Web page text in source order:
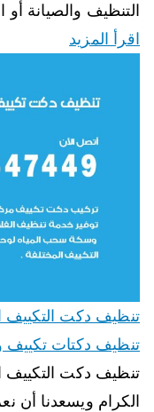
التنظيف والصيانة أو
اقرأ المزيد
تنظيف دكتات
تنظيف دكت التكييف
الكرام ويسعدنا أن